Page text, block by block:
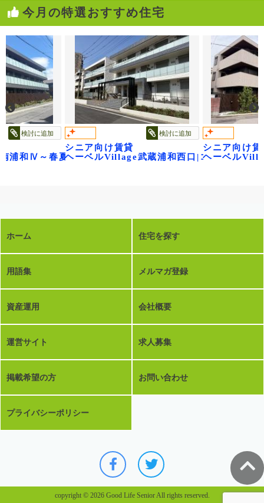
今月の特選おすすめ住宅
検討に追加
浦和Ⅳ～春夏秋冬～
検討に追加
シニア向け賃貸
ヘーベルVillage武蔵浦和西口|コンフォート
シニア向け賃
ヘーベル
ホーム 住宅を探す
用語集 メルマガ登録
資産運用 会社概要
運営サイト 求人募集
掲載希望の方 お問い合わせ
プライバシーポリシー
copyright © 2026 Good Life Senior All rights reserved.